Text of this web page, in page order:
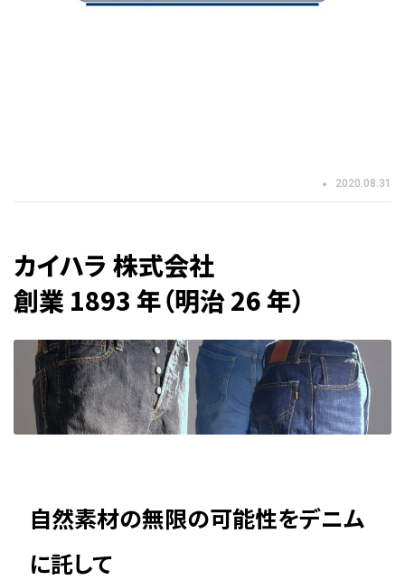
2020.08.31
カイハラ 株式会社
創業 1893 年（明治 26 年）
自然素材の無限の可能性をデニム
に託して